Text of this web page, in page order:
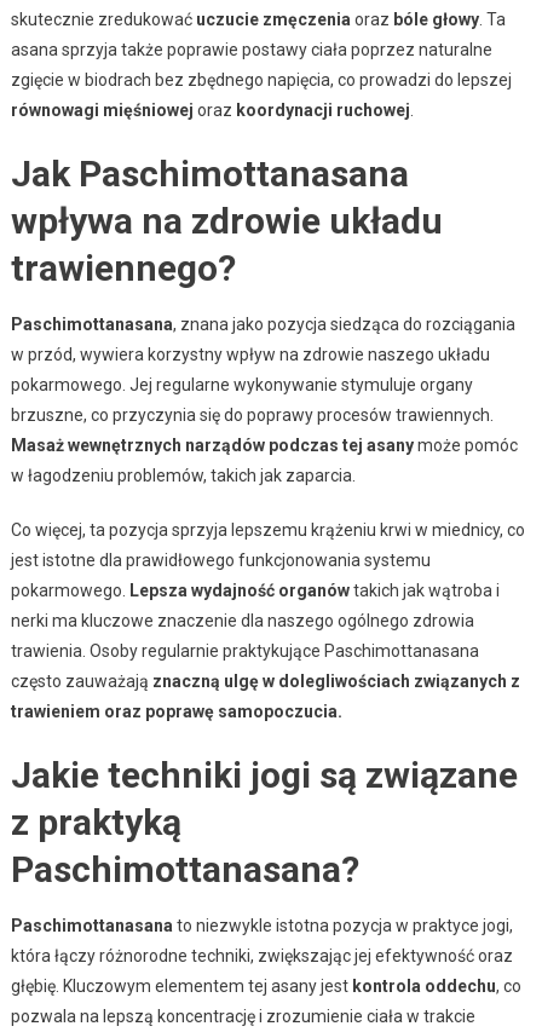
skutecznie zredukować uczucie zmęczenia oraz bóle głowy. Ta
asana sprzyja także poprawie postawy ciała poprzez naturalne
zgięcie w biodrach bez zbędnego napięcia, co prowadzi do lepszej
równowagi mięśniowej oraz koordynacji ruchowej
Jak Paschimottanasana
wpływa na zdrowie układu
trawiennego?
Paschimottanasana, znana jako pozycja siedząca do rozciągania
w przód, wywiera korzystny wpływ na zdrowie naszego układu
pokarmowego. Jej regularne wykonywanie stymuluje organy
brzuszne, co przyczynia się do poprawy procesów trawiennych.
Masaż wewnętrznych narządów podczas tej asanymoże pomóc
w łagodzeniu problemów, takich jak zaparcia.
Co więcej, ta pozycja sprzyja lepszemu krążeniu krwi w miednicy, co
jest istotne dla prawidłowego funkcjonowania systemu
pokarmowego.
Lepsza wydajność organówtakich jak wątroba i
nerki ma kluczowe znaczenie dla naszego ogólnego zdrowia
trawienia. Osoby regularnie praktykujące Paschimottanasana
często zauważają znaczną ulgę w dolegliwościach związanych z
trawieniem oraz poprawę samopoczucia.
Jakie techniki jogi są związane
z praktyką
Paschimottanasana?
Paschimottanasana to niezwykle istotna pozycja w praktyce jogi,
która łączy różnorodne techniki, zwiększając jej efektywność oraz
głębię. Kluczowym elementem tej asany jest kontrola oddechu, co
pozwala na lepszą koncentrację i zrozumienie ciała w trakcie